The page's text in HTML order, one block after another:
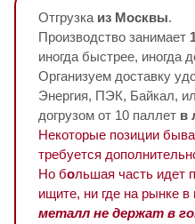
Отгрузка из Москвы.
Производство занимает
иногда быстрее, иногда
Организуем доставку
Энергия, ПЭК, Байкал,
догрузом от 10 паллет в
Некоторые позиции
требуется
Но большая часть идет
ищите, ни где на рынке
металл не держат в